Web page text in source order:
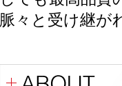
脈々と受け継が